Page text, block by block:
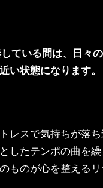
ている間は、日々
い状態になります。
レスで気持ちが落
したテンポの曲を
ものが心を整える